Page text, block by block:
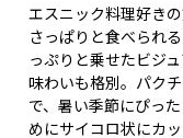
エスニック料理好き
さっぱりと食べられ
っぷりと乗せたビジ
味わいも格別。パク
で、暑い季節にぴっ
めにサイコロ状にカ